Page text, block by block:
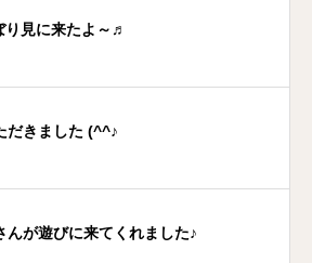
り見に来たよ～♬
だきました (^^♪
んが遊びに来てくれました♪